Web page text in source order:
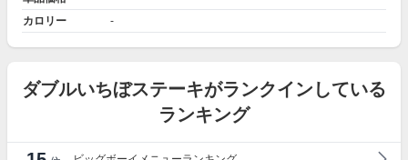
カロリー
-
ダブルいちぼステーキがランクインしている
ランキング